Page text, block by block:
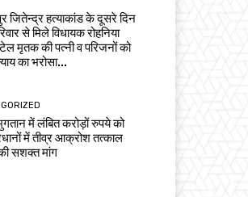
जितेन्द्र हत्याकांड के दूसरे दिन
से मिले विधायक रोहनिया
मृतक की पत्नी व परिजनों को
का भरोसा...
में लंबित करोड़ों रुपये को
में तीव्र आक्रोश तत्काल
सशक्त मांग